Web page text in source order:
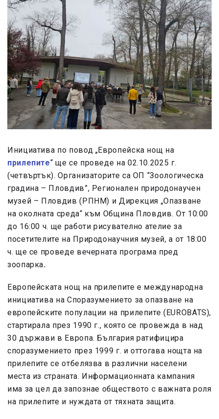
Инициатива по повод „Европейска нощ на
прилепите“ ще се проведе на 02.10.2025 г.
(четвъртък). Организаторите са ОП “Зоологическа
градина – Пловдив”, Регионален природонаучен
музей – Пловдив (РПНМ) и Дирекция „Опазване
на околната среда“ към Община Пловдив. От 10:00
до 16:00 ч. ще работи рисувателно ателие за
посетителите на Природонаучния музей, а от 18:00
ч. ще се проведе вечерната програма пред
зоопарка.
Европейската нощ на прилепите е международна
инициатива на Споразумението за опазване на
европейските популации на прилепите (EUROBATS),
стартирала през 1990 г., която се провежда в над
30 държави в Европа. България ратифицира
споразумението през 1999 г. и оттогава нощта на
прилепите се отбелязва в различни населени
места из страната. Информационната кампания
има за цел да запознае обществото с важната роля
на прилепите и нуждата от тяхната защита.